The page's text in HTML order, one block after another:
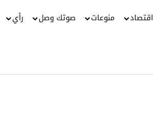
اقتصاد منوعات صوتك وصل رأي